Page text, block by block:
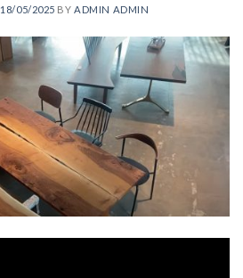
18/05/2025 BY ADMIN ADMIN